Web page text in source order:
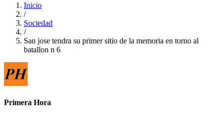
Inicio
/
Sociedad
/
San jose tendra su primer sitio de la memoria en torno al
batallon n 6
Primera Hora